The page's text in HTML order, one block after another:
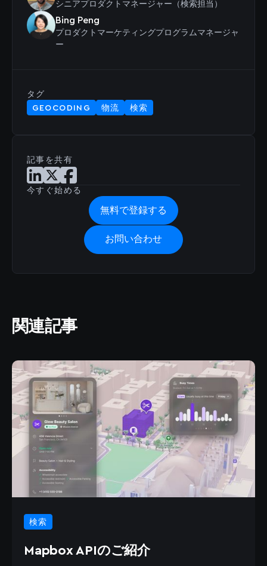
記事を共有
LinkedInで記事を共有
Xで記事を共有
Facebookで記事を共有
今すぐ始める
無料で登録する
お問い合わせ
シニアプロダクトマネージャー（検索担当）
Bing Peng
プロダクトマーケティングプログラムマネージャ
ー
タグ
GEOCODING
物流 検索
関連記事
検索
Mapbox APIのご紹介